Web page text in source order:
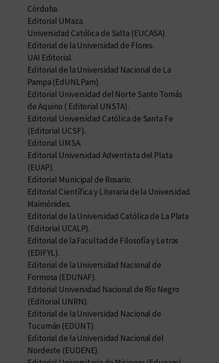
Córdoba.
Editorial UMaza.
Universidad Católica de Salta (EUCASA).
Editorial de la Universidad de Flores.
UAI Editorial.
Editorial de la Universidad Nacional de La
Pampa (EdUNLPam).
Editorial Universidad del Norte Santo Tomás
de Aquino ( Editorial UNSTA).
Editorial Universidad Católica de Santa Fe
(Editorial UCSF).
Editorial UMSA.
Editorial Universidad Adventista del Plata
(EUAP).
Editorial Municipal de Rosario.
Editorial Científica y Literaria de la Universidad
Maimónides.
Editorial de la Universidad Católica de La Plata
(Editorial UCALP).
Editorial de la Facultad de Filosofía y Letras
(EDIFYL).
Editorial de la Universidad Nacional de
Formosa (EDUNAF).
Editorial Universidad Nacional de Río Negro
(Editorial UNRN).
Editorial de la Universidad Nacional de
Tucumán (EDUNT).
Editorial de la Universidad Nacional del
Nordeste (EUDENE).